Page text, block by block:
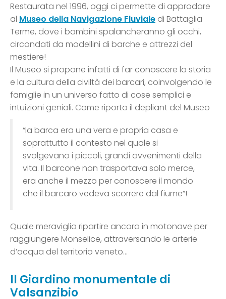
Restaurata nel 1996, oggi ci permette di approdare
al Museo della Navigazione Fluviale di Battaglia
Terme, dove i bambini spalancheranno gli occhi,
circondati da modellini di barche e attrezzi del
mestiere!
Il Museo si propone infatti di far conoscere la storia
e la cultura della civiltà dei barcari, coinvolgendo le
famiglie in un universo fatto di cose semplici e
intuizioni geniali. Come riporta il depliant del Museo
“la barca era una vera e propria casa e
soprattutto il contesto nel quale si
svolgevano i piccoli, grandi avvenimenti della
vita. Il barcone non trasportava solo merce,
era anche il mezzo per conoscere il mondo
che il barcaro vedeva scorrere dal fiume”!
Quale meraviglia ripartire ancora in motonave per
raggiungere Monselice, attraversando le arterie
d’acqua del territorio veneto…
Il Giardino monumentale di
Valsanzibio